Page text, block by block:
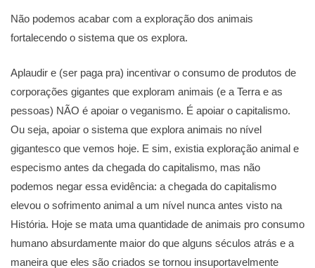
Não podemos acabar com a exploração dos animais
fortalecendo o sistema que os explora.
Aplaudir e (ser paga pra) incentivar o consumo de produtos de
corporações gigantes que exploram animais (e a Terra e as
pessoas) NÃO é apoiar o veganismo. É apoiar o capitalismo.
Ou seja, apoiar o sistema que explora animais no nível
gigantesco que vemos hoje. E sim, existia exploração animal e
especismo antes da chegada do capitalismo, mas não
podemos negar essa evidência: a chegada do capitalismo
elevou o sofrimento animal a um nível nunca antes visto na
História. Hoje se mata uma quantidade de animais pro consumo
humano absurdamente maior do que alguns séculos atrás e a
maneira que eles são criados se tornou insuportavelmente